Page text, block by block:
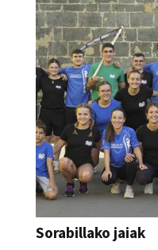
Sorabillako jaiak